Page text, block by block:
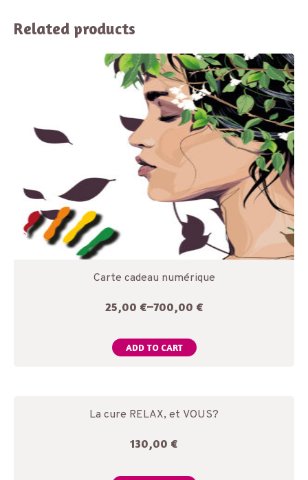
Related products
Carte cadeau numérique
25,00 €–700,00 €
ADD TO CART
La cure RELAX, et VOUS?
130,00 €